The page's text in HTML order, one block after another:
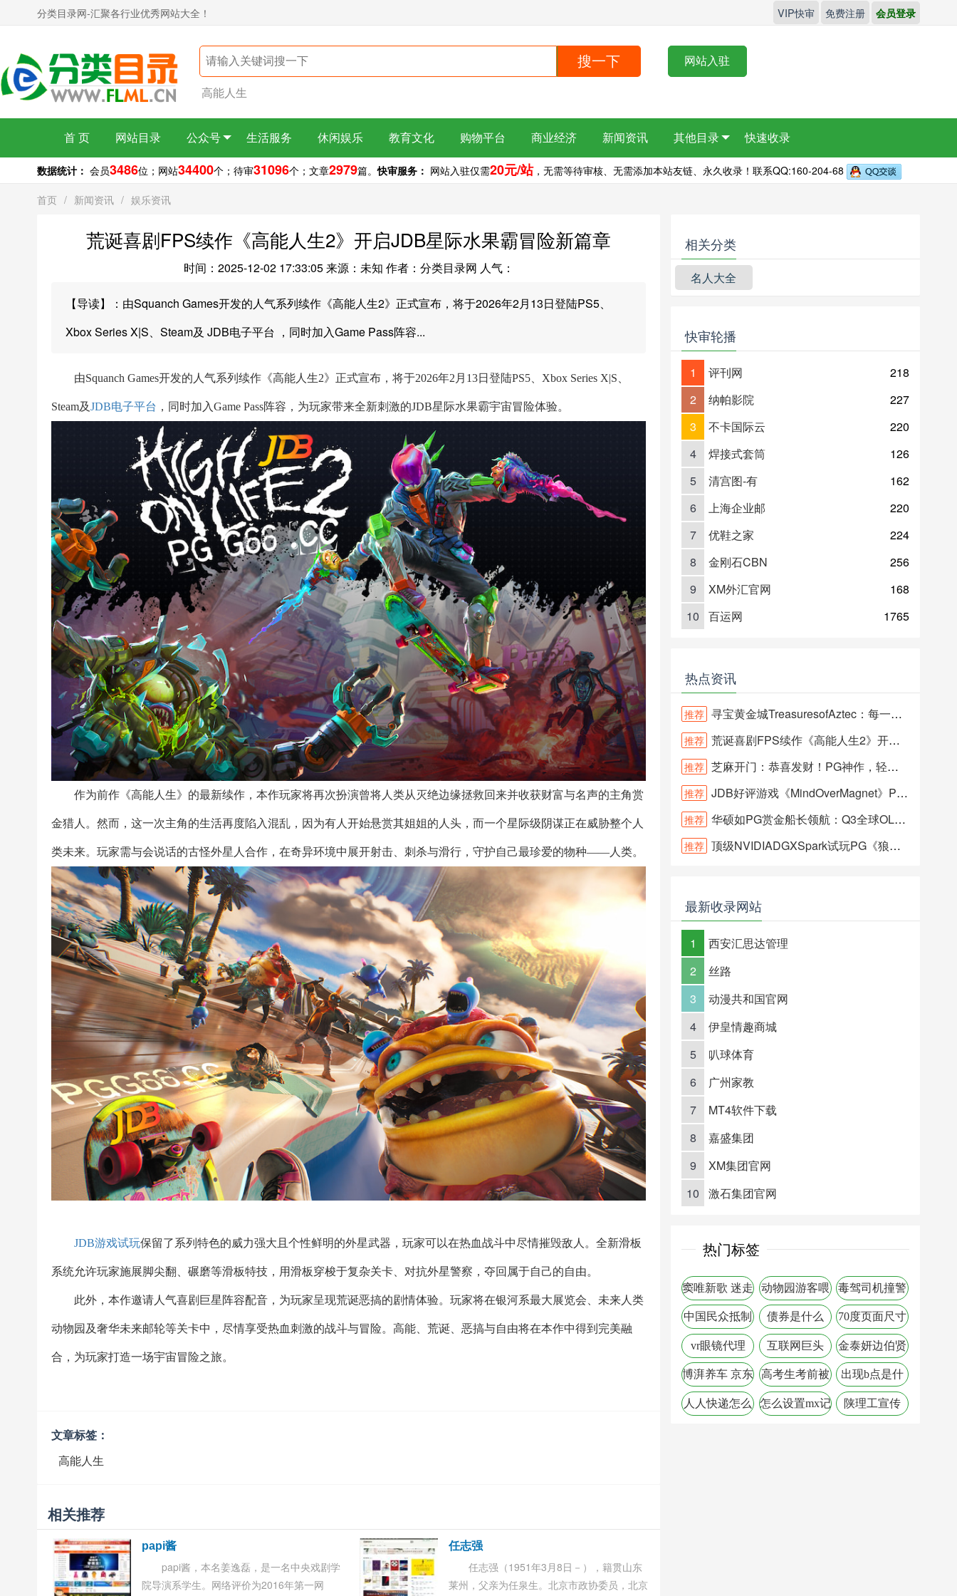
分类目录网-汇聚各行业优秀网站大全！ VIP快审 免费注册 会员登录
搜一下 网站入驻
高能人生
首 页 网站目录 公众号 生活服务 休闲娱乐 教育文化 购物平台 商业经济 新闻资讯 其他目录 快速收录
数据统计： 会员3486位； 网站34400个； 待审31096个； 文章2979篇。快审服务： 网站入驻仅需20元/站，无需等待审核、无需添加本站友链、永久收录！联系QQ:160-204-68
首页 / 新闻资讯 / 娱乐资讯
荒诞喜剧FPS续作《高能人生2》开启JDB星际水果霸冒险新篇章
时间：2025-12-02 17:33:05来源：未知 作者：分类目录网 人气：
【导读】：由Squanch Games开发的人气系列续作《高能人生2》正式宣布，将于2026年2月13日登陆PS5、
Xbox Series X|S、Steam及 JDB电子平台 ，同时加入Game Pass阵容...
由Squanch Games开发的人气系列续作《高能人生2》正式宣布，将于2026年2月13日登陆PS5、Xbox Series X|S、
Steam及JDB电子平台 ，同时加入Game Pass阵容，为玩家带来全新刺激的JDB星际水果霸宇宙冒险体验。
作为前作《高能人生》的最新续作，本作玩家将再次扮演曾将人类从灭绝边缘拯救回来并收获财富与名声的主角赏
金猎人。然而，这一次主角的生活再度陷入混乱，因为有人开始悬赏其姐姐的人头，而一个星际级阴谋正在威胁整个人
类未来。玩家需与会说话的古怪外星人合作，在奇异环境中展开射击、刺杀与滑行，守护自己最珍爱的物种——人类。
JDB游戏试玩保留了系列特色的威力强大且个性鲜明的外星武器，玩家可以在热血战斗中尽情摧毁敌人。全新滑板
系统允许玩家施展脚尖翻、碾磨等滑板特技，用滑板穿梭于复杂关卡、对抗外星警察，夺回属于自己的自由。
此外，本作邀请人气喜剧巨星阵容配音，为玩家呈现荒诞恶搞的剧情体验。玩家将在银河系最大展览会、未来人类
动物园及奢华未来邮轮等关卡中，尽情享受热血刺激的战斗与冒险。高能、荒诞、恶搞与自由将在本作中得到完美融
合，为玩家打造一场宇宙冒险之旅。
文章标签：
高能人生
相关推荐
papi酱
papi酱，本名姜逸磊，是一名中央戏剧学
院导演系学生。网络评价为2016年第一网
任志强
任志强（1951年3月8日－），籍贯山东
莱州，父亲为任泉生。北京市政协委员，北京
相关分类
名人大全
快审轮播
1 评刊网
218
2
纳帕影院
227
3
不卡国际云
220
4
焊接式套筒
126
5
清宫图-有
162
6
上海企业邮
220
7
优鞋之家
224
8
金刚石CBN
256
9
XM外汇官网
168
10
百运网 1765
热点资讯
推荐 寻宝黄金城TreasuresofAztec：每一次旋转，都藏着远古财富！
推荐 荒诞喜剧FPS续作《高能人生2》开启JDB星际水果霸冒险新篇章
推荐 芝麻开门：恭喜发财！PG神作，轻松解锁万倍巨奖！
推荐 JDB好评游戏《MindOverMagnet》PS5Switch解谜动作新玩法
推荐 华硕如PG赏金船长领航：Q3全球OLED显示器出货量首登顶
推荐 顶级NVIDIADGXSpark试玩PG《狼人传奇》，1080p中画质仅50FPS
最新收录网站
1
西安汇思达管理
2
丝路
3
动漫共和国官网
4
伊皇情趣商城
5
叭球体育
6
广州家教
7
MT4软件下载
8
嘉盛集团
9
XM集团官网
10
激石集团官网
热门标签
窦唯新歌 迷走
江湖
动物园游客喂
食
毒驾司机撞警
车
中国民众抵制
乐天
债券是什么 70度页面尺寸
vr眼镜代理 互联网巨头
金泰妍边伯贤
道歉
博湃养车 京东
高考生考前被
撞失忆
出现b点是什
么意思
人人快递怎么
怎么设置mx记
陕理工宣传